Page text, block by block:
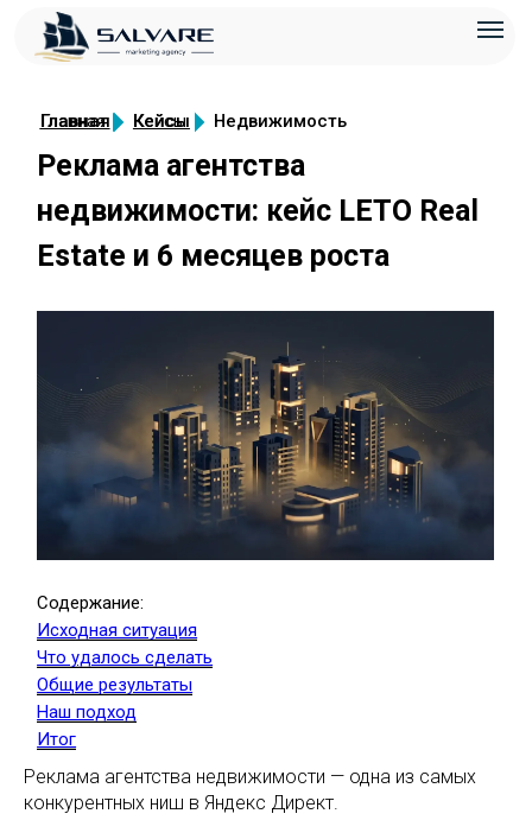
Реклама агентства
недвижимости: кейс LETO Real
Estate и 6 месяцев роста
Содержание:
Исходная ситуация
Итог
Реклама агентства недвижимости — одна из самых
конкурентных ниш в Яндекс Директ.